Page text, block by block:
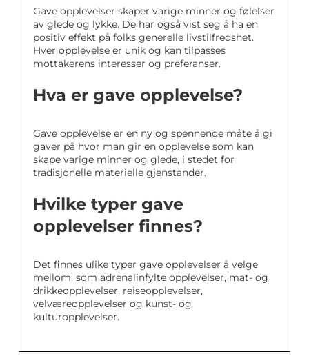
Gave opplevelser skaper varige minner og følelser
av glede og lykke. De har også vist seg å ha en
positiv effekt på folks generelle livstilfredshet.
Hver opplevelse er unik og kan tilpasses
mottakerens interesser og preferanser.
Hva er gave opplevelse?
Gave opplevelse er en ny og spennende måte å gi
gaver på hvor man gir en opplevelse som kan
skape varige minner og glede, i stedet for
tradisjonelle materielle gjenstander.
Hvilke typer gave
opplevelser finnes?
Det finnes ulike typer gave opplevelser å velge
mellom, som adrenalinfylte opplevelser, mat- og
drikkeopplevelser, reiseopplevelser,
velværeopplevelser og kunst- og
kulturopplevelser.